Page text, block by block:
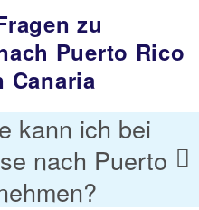
zu
Puerto Rico
Canaria
kann ich bei
nach Puerto